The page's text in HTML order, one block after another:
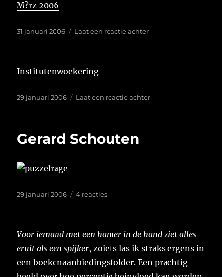
M?rz 2006
Geplaatst
31 januari 2006 Laat een reactie achterop
Institutenwoekering
Geplaatst
29 januari 2006 Laat een reactie achterop
Gerard Schouten
Geplaatst
29 januari 2006 4 reactiesop
Voor iemand met een hamer in de hand ziet alles
eruit als een spijker, zoiets las ik straks ergens in
een boekenaanbiedingsfolder. Een prachtig